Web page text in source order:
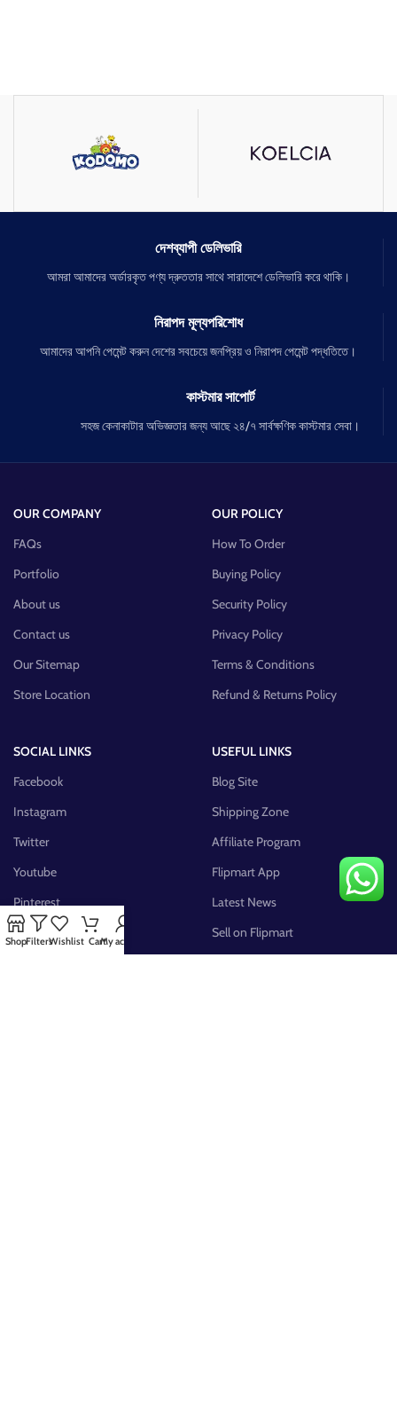
দেশব্যাপী ডেলিভারি
আমরা আমাদের অর্ডারকৃত পণ্য দ্রুততার সাথে সারাদেশে ডেলিভারি করে থাকি।
নিরাপদ মূল্যপরিশোধ
আমাদের আপনি পেমেন্ট করুন দেশের সবচেয়ে জনপ্রিয় ও নিরাপদ পেমেন্ট পদ্ধতিতে।
কাস্টমার সাপোর্ট
সহজ কেনাকাটার অভিজ্ঞতার জন্য আছে ২৪/৭ সার্বক্ষণিক কাস্টমার সেবা।
OUR COMPANY
FAQs
Portfolio
About us
Contact us
Our Sitemap
Store Location
OUR POLICY
How To Order
Buying Policy
Security Policy
Privacy Policy
Terms & Conditions
Refund & Returns Policy
SOCIAL LINKS
Facebook
Instagram
Twitter
Youtube
Pinterest
FB Group
USEFUL LINKS
Blog Site
Shipping Zone
Affiliate Program
Flipmart App
Latest News
Sell on Flipmart
ShopFiltersWishlist CartMy account